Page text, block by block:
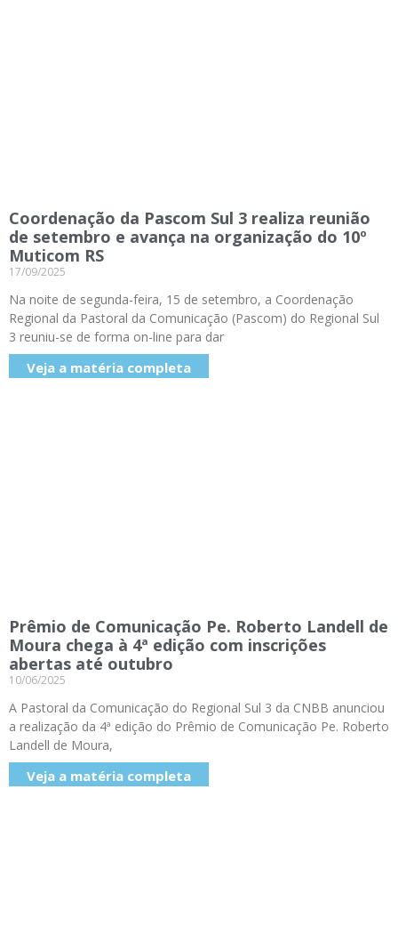
Coordenação da Pascom Sul 3 realiza reunião
de setembro e avança na organização do 10º
Muticom RS
17/09/2025
Na noite de segunda-feira, 15 de setembro, a Coordenação
Regional da Pastoral da Comunicação (Pascom) do Regional Sul
3 reuniu-se de forma on-line para dar
Veja a matéria completa
Prêmio de Comunicação Pe. Roberto Landell de
Moura chega à 4ª edição com inscrições
abertas até outubro
10/06/2025
A Pastoral da Comunicação do Regional Sul 3 da CNBB anunciou
a realização da 4ª edição do Prêmio de Comunicação Pe. Roberto
Landell de Moura,
Veja a matéria completa